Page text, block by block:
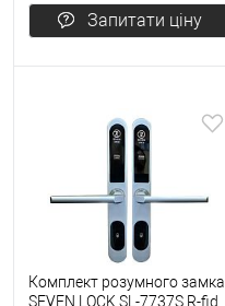
Запитати ціну
Комплект розумного замка
SEVEN LOCK SL-7737S R-fid